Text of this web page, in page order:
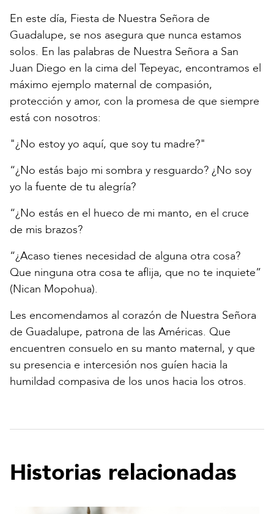
En este día, Fiesta de Nuestra Señora de
Guadalupe, se nos asegura que nunca estamos
solos. En las palabras de Nuestra Señora a San
Juan Diego en la cima del Tepeyac, encontramos el
máximo ejemplo maternal de compasión,
protección y amor, con la promesa de que siempre
está con nosotros:
"¿No estoy yo aquí, que soy tu madre?"
“¿No estás bajo mi sombra y resguardo? ¿No soy
yo la fuente de tu alegría?
“¿No estás en el hueco de mi manto, en el cruce
de mis brazos?
“¿Acaso tienes necesidad de alguna otra cosa?
Que ninguna otra cosa te aflija, que no te inquiete”
(Nican Mopohua).
Les encomendamos al corazón de Nuestra Señora
de Guadalupe, patrona de las Américas. Que
encuentren consuelo en su manto maternal, y que
su presencia e intercesión nos guíen hacia la
humildad compasiva de los unos hacia los otros.
Historias relacionadas